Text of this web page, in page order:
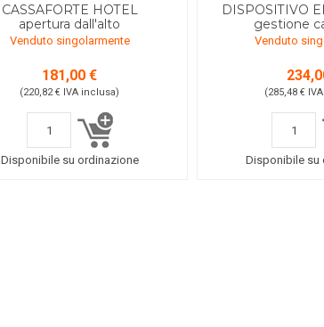
CASSAFORTE HOTEL
apertura dall'alto
Venduto singolarmente
181,00 €
(220,82 € IVA inclusa)
Disponibile su ordinazione
DISPOSITIVO
gestione
Venduto
(285,48 €
Disponibile su